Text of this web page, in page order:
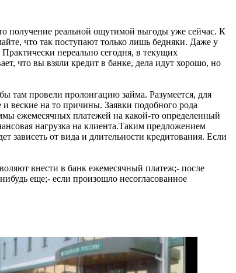
получение реальной ощутимой выгоды уже сейчас. К
что так поступают только лишь бедняки. Даже у
нереально сегодня, в текущих
что вы взяли кредит в банке, дела идут хорошо, но
там провели пролонгацию займа. Разумеется, для
веские на то причины. Заявки подобного рода
ежемесячных платежей на какой-то определенный
нагрузка на клиента.Таким предложением
зависеть от вида и длительности кредитования. Если
внести в банк ежемесячный платеж;- после
еще;- если произошло несогласованное